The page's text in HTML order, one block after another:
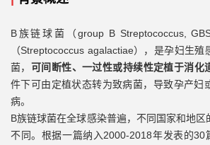
B族链球菌（group B Streptococcus,
（Streptococcus agalactiae），是孕妇生
菌， 可间断性、一过性或持续性定植于消化
件下可由定植状态转为致病菌，导致孕产妇
病。
B族链球菌在全球感染普遍，不同国家和地
不同。根据一篇纳入2000-2018年发表的30